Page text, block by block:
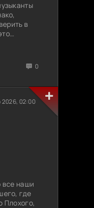
в
так
Накал
0
все наши
где
Плохого,
2026, 02:00